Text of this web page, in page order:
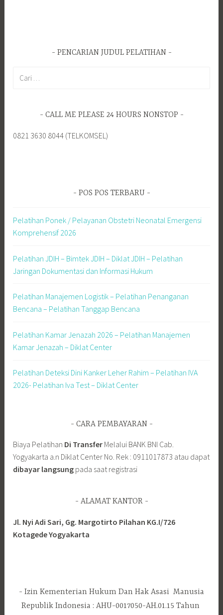
PENCARIAN JUDUL PELATIHAN
CALL ME PLEASE 24 HOURS NONSTOP
0821 3630 8044 (TELKOMSEL)
POS POS TERBARU
Pelatihan Ponek / Pelayanan Obstetri Neonatal Emergensi
Komprehensif 2026
Pelatihan JDIH – Bimtek JDIH – Diklat JDIH – Pelatihan
Jaringan Dokumentasi dan Informasi Hukum
Pelatihan Manajemen Logistik – Pelatihan Penanganan
Bencana – Pelatihan Tanggap Bencana
Pelatihan Kamar Jenazah 2026 – Pelatihan Manajemen
Kamar Jenazah – Diklat Center
Pelatihan Deteksi Dini Kanker Leher Rahim – Pelatihan IVA
2026- Pelatihan Iva Test – Diklat Center
CARA PEMBAYARAN
Biaya Pelatihan Di Transfer Melalui BANK BNI Cab.
Yogyakarta a.n Diklat Center No. Rek : 0911017873 atau dapat
dibayar langsung pada saat registrasi
ALAMAT KANTOR
Jl. Nyi Adi Sari, Gg. Margotirto Pilahan KG.I/726
Kotagede Yogyakarta
Izin Kementerian Hukum Dan Hak Asasi Manusia
Republik Indonesia : AHU-0017050-AH.01.15 Tahun